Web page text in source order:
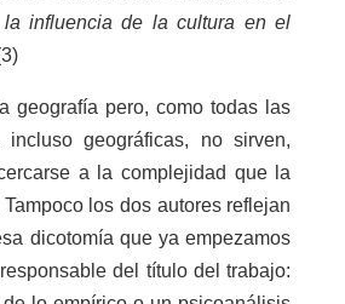
la influencia de la cultura en el
geografía pero, como todas las
incluso geográficas, no sirven,
a la complejidad que la
los dos autores reflejan
dicotomía que ya empezamos
del título del trabajo: